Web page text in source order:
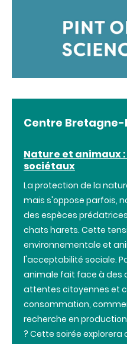
Centre
Nature et animaux
sociétaux
La protection de la
mais s'oppose parfois,
des espèces
chats harets. Cette
environnementale et
l'acceptabilité sociale.
animale fait face à des
attentes citoyennes et
consommation,
recherche en
? Cette soirée explorera